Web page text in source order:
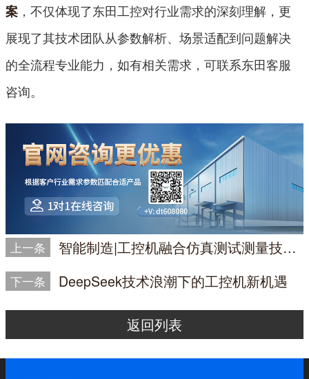
案 ，不仅体现了东田工控对行业需求的深刻理解，更
展现了其技术团队从参数解析、场景适配到问题解决
的全流程专业能力，如有相关需求，可联系东田客服
咨询。
上一条 智能制造|工控机融合仿真测试测量技术提升产品质量
下一条 DeepSeek技术浪潮下的工控机新机遇
返回列表